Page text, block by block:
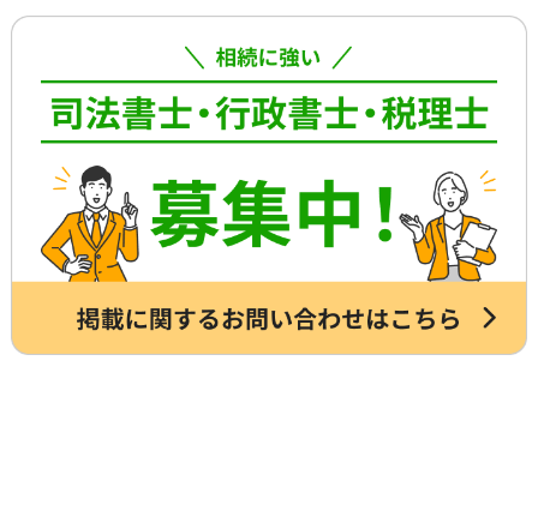
る場合、平日昼間に何度も役所に行くな
どさらに時間がかかるので、専門家に任
せたほうが早く確実に手続きが進み、ス
トレスもなく安心でしょう。
却支援、のこされた高齢のご家族の見守
り・介護支援、相続した財産の資産運用
のご相談、本位牌や法要・海洋散骨・お
墓など仏事に関するご相談などです。
詳しくは専門スタッフまでお問合せくだ